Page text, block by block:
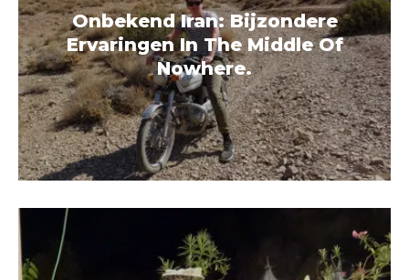
Onbekend Iran: Bijzondere
Ervaringen In The Middle Of
Nowhere.